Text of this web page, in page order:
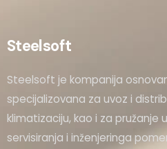
Steelsoft
Steelsoft je kompanija
specijalizovana za uvoz i
klimatizaciju, kao i za pružanje
servisiranja i inženjeringa